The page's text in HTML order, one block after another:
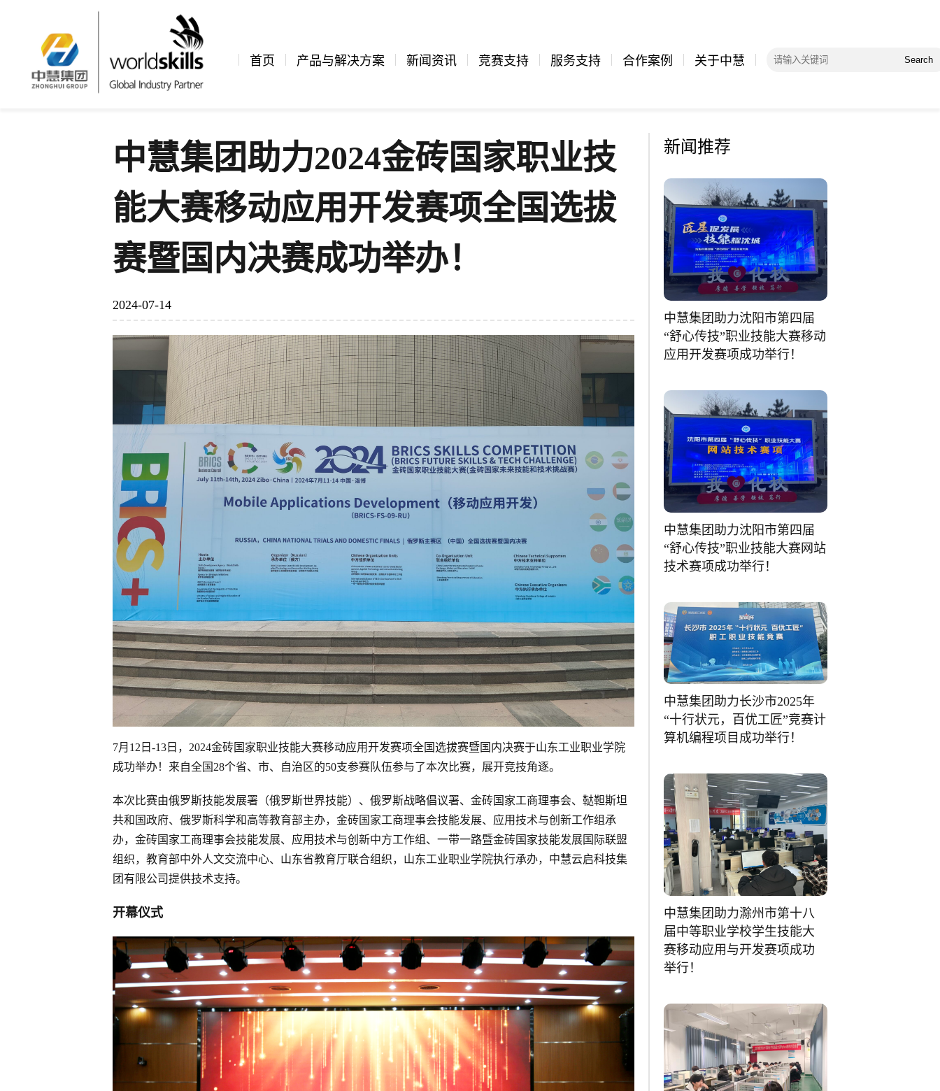
首页 产品与解决方案 新闻资讯 竞赛支持 服务支持 合作案例 关于中慧 Search
公司新闻 文章详情
中慧集团助力2024金砖国家职业技
能大赛移动应用开发赛项全国选拔
赛暨国内决赛成功举办！
2024-07-14
7月12日-13日，2024金砖国家职业技能大赛移动应用开发赛项全国选拔赛暨国内决赛于山东工业职业学院
成功举办！来自全国28个省、市、自治区的50支参赛队伍参与了本次比赛，展开竞技角逐。
本次比赛由俄罗斯技能发展署（俄罗斯世界技能）、俄罗斯战略倡议署、金砖国家工商理事会、鞑靼斯坦
共和国政府、俄罗斯科学和高等教育部主办，金砖国家工商理事会技能发展、应用技术与创新工作组承
办，金砖国家工商理事会技能发展、应用技术与创新中方工作组、一带一路暨金砖国家技能发展国际联盟
组织，教育部中外人文交流中心、山东省教育厅联合组织，山东工业职业学院执行承办，中慧云启科技集
团有限公司提供技术支持。
开幕仪式
新闻推荐
中慧集团助力沈阳市第四届
“舒心传技”职业技能大赛移动
应用开发赛项成功举行！
中慧集团助力沈阳市第四届
“舒心传技”职业技能大赛网站
技术赛项成功举行！
中慧集团助力长沙市2025年
“十行状元，百优工匠”竞赛计
算机编程项目成功举行！
中慧集团助力滁州市第十八
届中等职业学校学生技能大
赛移动应用与开发赛项成功
举行！